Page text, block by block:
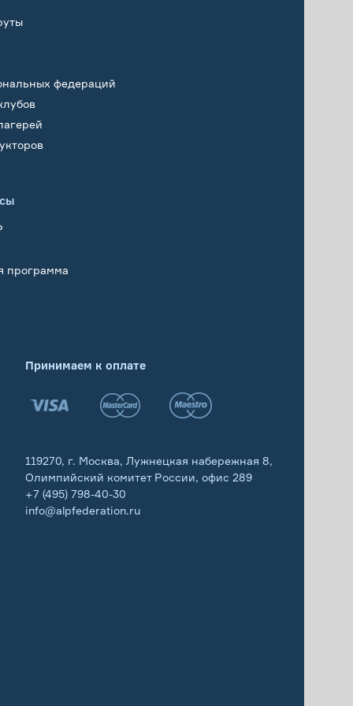
федераций
программа
Принимаем к оплате
119270, г. Москва, Лужнецкая набережная 8,
Олимпийский комитет России, офис 289
+7 (495) 798-40-30
info@alpfederation.ru